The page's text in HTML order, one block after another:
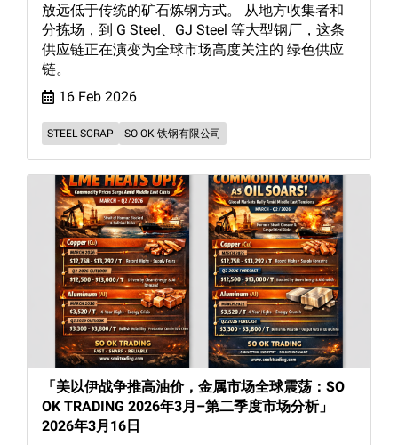
放远低于传统的矿石炼钢方式。 从地方收集者和
分拣场，到 G Steel、GJ Steel 等大型钢厂，这条
供应链正在演变为全球市场高度关注的 绿色供应
链。
16 Feb 2026
STEEL SCRAP SO OK 铁钢有限公司
「美以伊战争推高油价，金属市场全球震荡：SO
OK TRADING 2026年3月–第二季度市场分析」
2026年3月16日